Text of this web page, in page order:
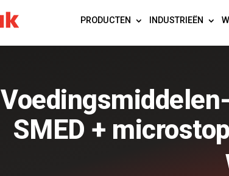
PRODUCTEN INDUSTRIEËN
SMED +